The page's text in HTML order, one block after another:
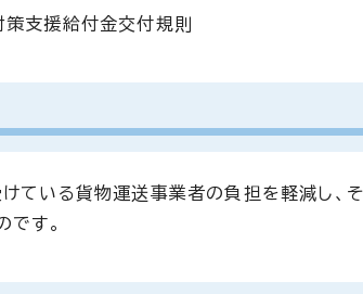
支援給付金交付規則
ている貨物運送事業者の負担を軽減し、
です。